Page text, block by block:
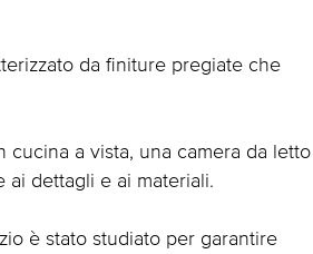
da finiture pregiate che
cucina a vista, una camera da letto
dettagli e ai materiali.
è stato studiato per garantire